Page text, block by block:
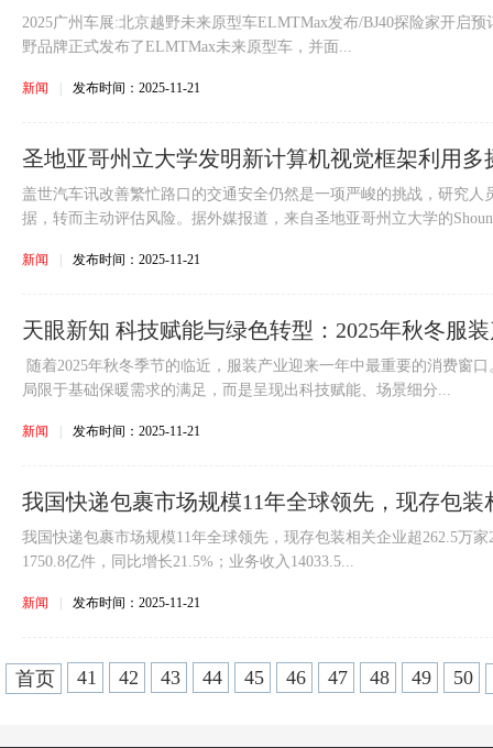
2025广州车展:北京越野未来原型车ELMTMax发布/BJ40探险家开启
野品牌正式发布了ELMTMax未来原型车，并面...
新闻 发布时间：2025-11-21
圣地亚哥州立大学发明新计算机视觉框架利用
道路安全
盖世汽车讯改善繁忙路口的交通安全仍然是一项严峻的挑战，研究人
据，转而主动评估风险。据外媒报道，来自圣地亚哥州立大学的
新闻 发布时间：2025-11-21
天眼新知 科技赋能与绿色转型：2025年秋冬服
链重塑
随着2025年秋冬季节的临近，服装产业迎来一年中最重要的消费窗
局限于基础保暖需求的满足，而是呈现出科技赋能、场景细分...
新闻 发布时间：2025-11-21
我国快递包裹市场规模11年全球领先，现存包装
我国快递包裹市场规模11年全球领先，现存包装相关企业超262.5万
1750.8亿件，同比增长21.5%；业务收入14033.5...
新闻 发布时间：2025-11-21
首页 41 42 43 44 45 46 47 48 49 50